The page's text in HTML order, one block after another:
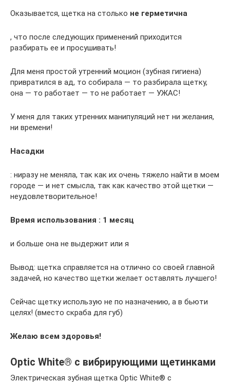
Оказывается, щетка на столько не герметична
, что после следующих применений приходится
разбирать ее и просушивать!
Для меня простой утренний моцион (зубная гигиена)
привратился в ад, то собирала — то разбирала щетку,
она — то работает — то не работает — УЖАС!
У меня для таких утренних манипуляций нет ни желания,
ни времени!
Насадки
: ниразу не меняла, так как их очень тяжело найти в моем
городе — и нет смысла, так как качество этой щетки —
неудовлетворительное!
Время использования : 1 месяц
и больше она не выдержит или я
Вывод: щетка справляется на отлично со своей главной
задачей, но качество щетки желает оставлять лучшего!
Сейчас щетку использую не по назначению, а в бьюти
целях! (вместо скраба для губ)
Желаю всем здоровья!
Optic White® с вибрирующими щетинками
Электрическая зубная щетка Optic White® с